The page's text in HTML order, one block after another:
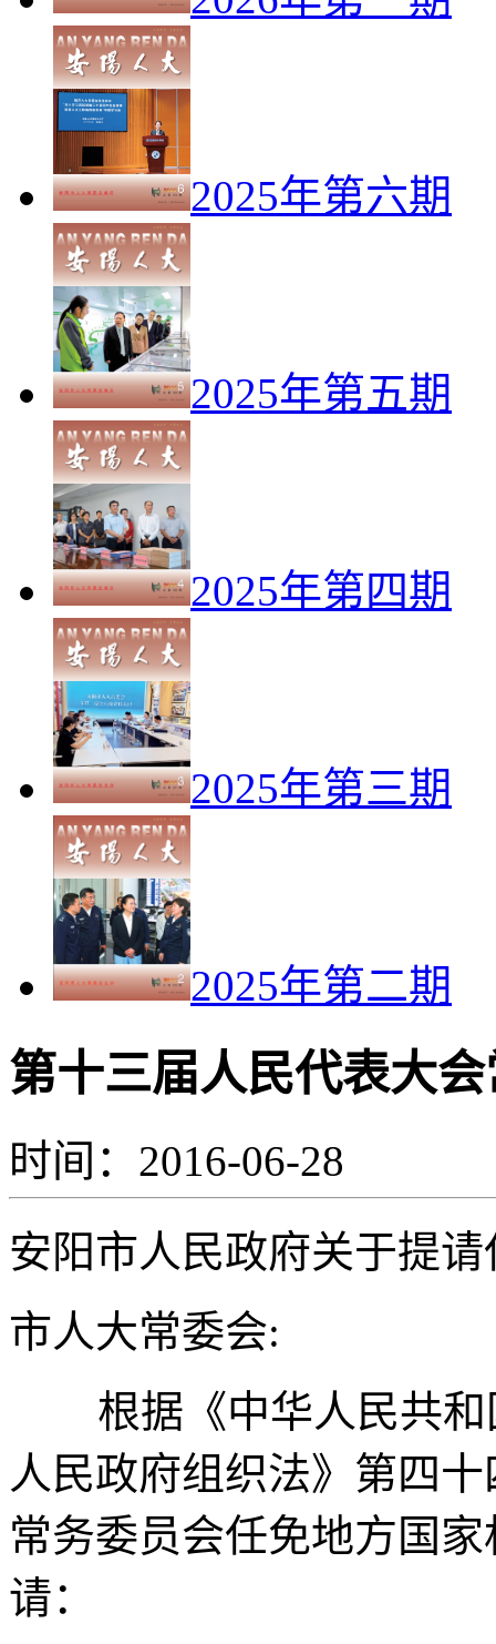
2025年第六期
2025年第五期
2025年第四期
2025年第三期
2025年第二期
第十三届人民代表大
时间：2016-06-28
安阳市人民政府关于提
市人大常委会:
根据《中华人民共
人民政府组织法》第四
常务委员会任免地方国
请：